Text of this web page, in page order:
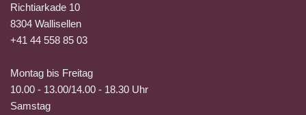
Richtiarkade 10
8304 Wallisellen
+41 44 558 85 03
Montag bis Freitag
10.00 - 13.00/14.00 - 18.30 Uhr
Samstag